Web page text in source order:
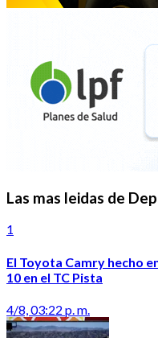
Las mas leidas de
1
El Toyota Camry hecho
10 en el TC Pista
4/8, 03:22 p. m.